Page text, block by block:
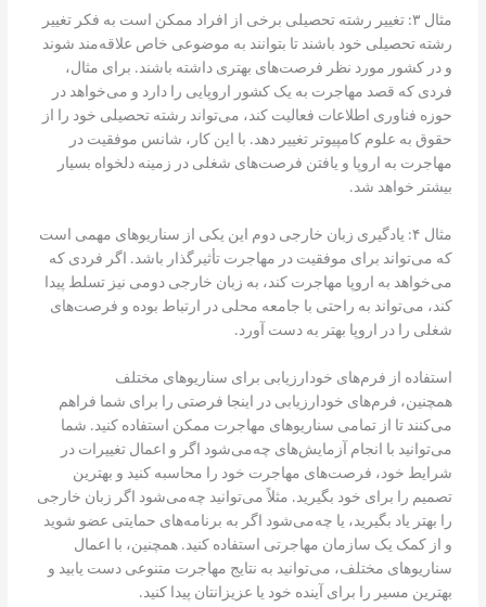
مثال ۳: تغییر رشته تحصیلی برخی از افراد ممکن است به فکر تغییر
رشته تحصیلی خود باشند تا بتوانند به موضوعی خاص علاقه‌مند شوند
و در کشور مورد نظر فرصت‌های بهتری داشته باشند. برای مثال،
فردی که قصد مهاجرت به یک کشور اروپایی را دارد و می‌خواهد در
حوزه فناوری اطلاعات فعالیت کند، می‌تواند رشته تحصیلی خود را از
حقوق به علوم کامپیوتر تغییر دهد. با این کار، شانس موفقیت در
مهاجرت به اروپا و یافتن فرصت‌های شغلی در زمینه دلخواه بسیار
بیشتر خواهد شد.
مثال ۴: یادگیری زبان خارجی دوم این یکی از سناریوهای مهمی است
که می‌تواند برای موفقیت در مهاجرت تأثیرگذار باشد. اگر فردی که
می‌خواهد به اروپا مهاجرت کند، به زبان خارجی دومی نیز تسلط پیدا
کند، می‌تواند به راحتی با جامعه محلی در ارتباط بوده و فرصت‌های
شغلی را در اروپا بهتر به دست آورد.
استفاده از فرم‌های خودارزیابی برای سناریوهای مختلف
همچنین، فرم‌های خودارزیابی در اینجا فرصتی را برای شما فراهم
می‌کنند تا از تمامی سناریوهای مهاجرت ممکن استفاده کنید. شما
می‌توانید با انجام آزمایش‌های چه‌می‌شود اگر و اعمال تغییرات در
شرایط خود، فرصت‌های مهاجرت خود را محاسبه کنید و بهترین
تصمیم را برای خود بگیرید. مثلاً می‌توانید چه‌می‌شود اگر زبان خارجی
را بهتر یاد بگیرید، یا چه‌می‌شود اگر به برنامه‌های حمایتی عضو شوید
و از کمک یک سازمان مهاجرتی استفاده کنید. همچنین، با اعمال
سناریوهای مختلف، می‌توانید به نتایج مهاجرت متنوعی دست یابید و
بهترین مسیر را برای آینده خود یا عزیزانتان پیدا کنید.